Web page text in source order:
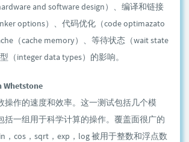
and software design）、编译和链接
options）、代码优化（code optimazato
（cache memory）、等待状态（wait state
（integer data types）的影响。
Whetstone
操作的速度和效率。这一测试包括几个模
括一组用于科学计算的操作。覆盖面很广的
，cos，sqrt，exp，log 被用于整数和浮点数